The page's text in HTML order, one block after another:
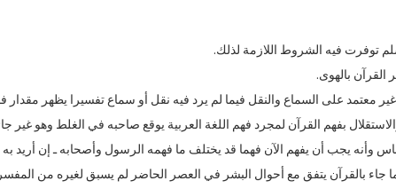
وأنه يجب أن يفهم الآن فهما قد يختلف ما فهمه الرسول وأصحابه ـ إن أريد
جاء بالقرآن يتفق مع أحوال البشر في العصر الحاضر لم يسبق لغيره من